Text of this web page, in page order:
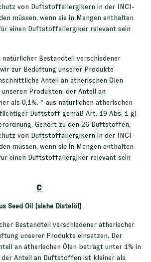
von Duftstoffallergikern in der INCI-
müssen, wenn sie in Mengen enthalten
einen Duftstoffallergiker relevant sein
natürlicher Bestandteil verschiedener
zur Beduftung unserer Produkte
Anteil an ätherischen Ölen
Produkten, der Anteil an
als 0,1%. * aus natürlichen ätherischen
Duftstoff gemäß Art. 19 Abs. 1 g)
Gehört zu den 26 Duftstoffen,
von Duftstoffallergikern in der INCI-
müssen, wenn sie in Mengen enthalten
einen Duftstoffallergiker relevant sein
C
Seed Oil [siehe Distelöl]
Bestandteil verschiedener ätherischer
unserer Produkte einsetzen. Der
an ätherischen Ölen beträgt unter 1% in
der Anteil an Duftstoffen ist kleiner als